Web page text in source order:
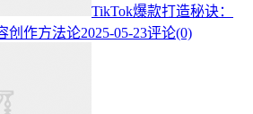
TikTok爆款打造秘诀：
创作方法论2025-05-23评论(0)